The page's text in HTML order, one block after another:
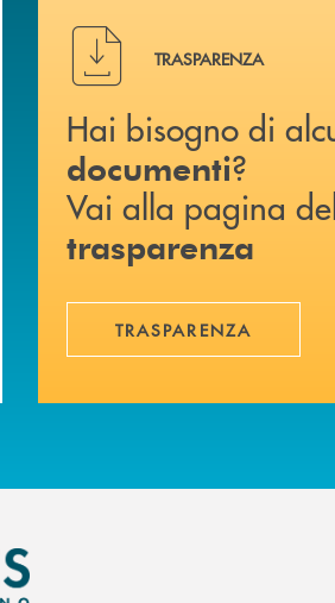
Hai bisogno di alcuni
TRASPARENZA
Hai bisogno di
documenti?
Vai alla pagina
trasparenza
TRASPARENZA